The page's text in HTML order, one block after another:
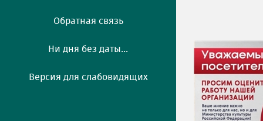
Обратная связь
Ни дня без даты...
Версия для слабовидящих